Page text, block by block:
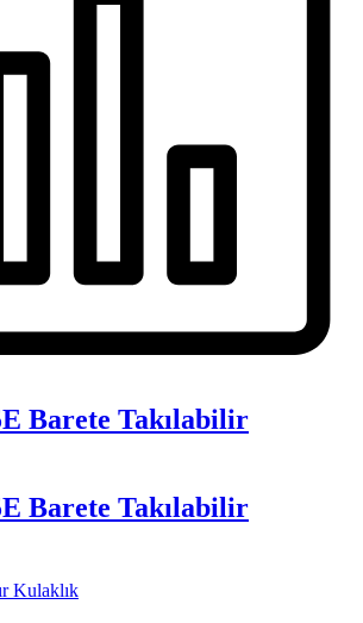
Barete Takılabilir
Barete Takılabilir